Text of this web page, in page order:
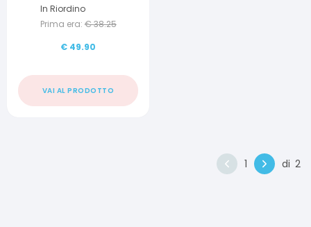
In Riordino
Prima era: €38.25
€ 49.90
VAI AL PRODOTTO
1 di 2